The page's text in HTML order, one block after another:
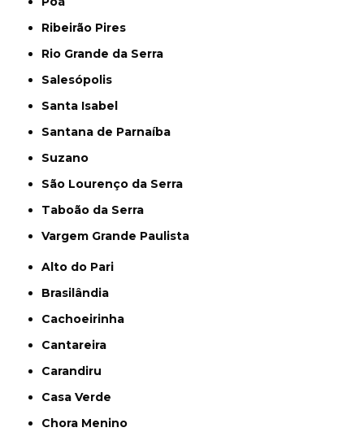
Ribeirão Pires
Rio Grande da Serra
Salesópolis
Santa Isabel
Santana de Parnaíba
Suzano
São Lourenço da Serra
Taboão da Serra
Vargem Grande Paulista
Alto do Pari
Brasilândia
Cachoeirinha
Cantareira
Carandiru
Casa Verde
Chora Menino